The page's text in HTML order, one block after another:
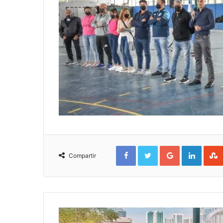
Compartir
FacebookTwitterGoogle+